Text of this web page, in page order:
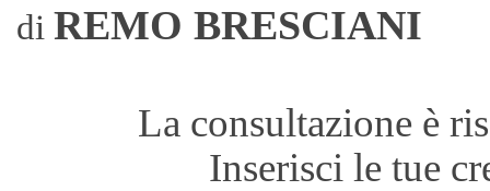
di REMO BRESCIANI
La consultazione è
Inserisci le tue